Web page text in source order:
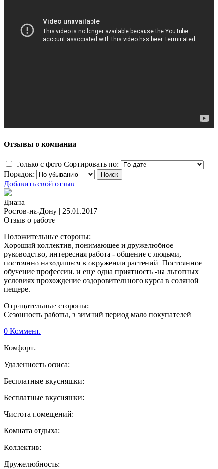
Отзывы о компании
Только с фото Сортировать по:
Порядок:
Добавить свой отзыв
Диана
Ростов-на-Дону | 25.01.2017
Отзыв о работе
Положительные стороны:
Хороший коллектив, понимающее и дружелюбное
руководство, интересная работа - общение с людьми,
постоянно находишься в окружении растений. Постоянное
обучение профессии. и еще одна приятность -на льготных
условиях прохождение оздоровительного курса в соляной
пещере.
Отрицательные стороны:
Сезонность работы, в зимний период мало покупателей
0 Коммент.
Комфорт:
Удаленность офиса:
Бесплатные вкусняшки:
Бесплатные вкусняшки:
Чистота помещений:
Комната отдыха:
Коллектив:
Дружелюбность: